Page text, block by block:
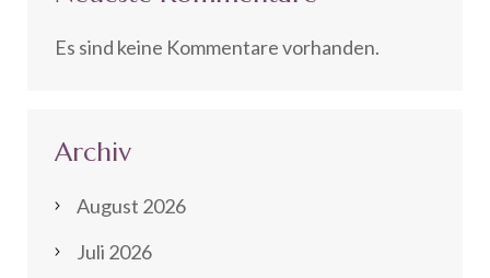
Es sind keine Kommentare vorhanden.
Archiv
August 2026
Juli 2026